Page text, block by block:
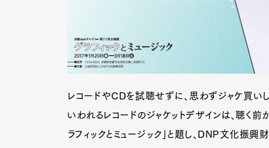
レコードやCDを試聴せずに、思わずジャケ買い
いわれるレコードのジャケットデザインは、聴く
ラフィックとミュージック」と題し、DNP文化振